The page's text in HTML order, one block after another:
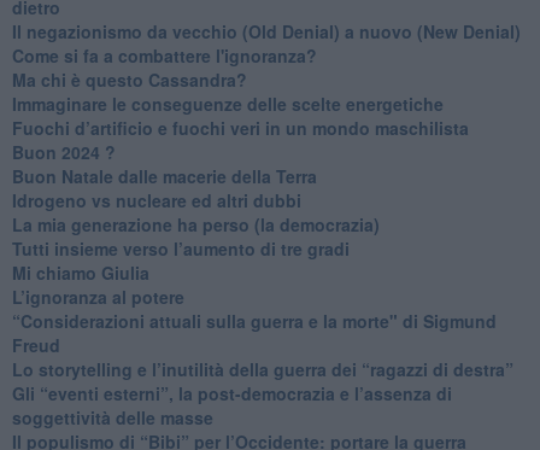
dietro
Il negazionismo da vecchio (Old Denial) a nuovo (New Denial)
Come si fa a combattere l'ignoranza?
Ma chi è questo Cassandra?
Immaginare le conseguenze delle scelte energetiche
​Fuochi d’artificio e fuochi veri in un mondo maschilista
Buon 2024 ?
​Buon Natale dalle macerie della Terra
​Idrogeno vs nucleare ed altri dubbi
​La mia generazione ha perso (la democrazia)
​Tutti insieme verso l’aumento di tre gradi
Mi chiamo Giulia
L’ignoranza al potere
​“Considerazioni attuali sulla guerra e la morte" di Sigmund
Freud
​Lo storytelling e l’inutilità della guerra dei “ragazzi di destra”
​Gli “eventi esterni”, la post-democrazia e l’assenza di
soggettività delle masse
​Il populismo di “Bibi” per l’Occidente: portare la guerra